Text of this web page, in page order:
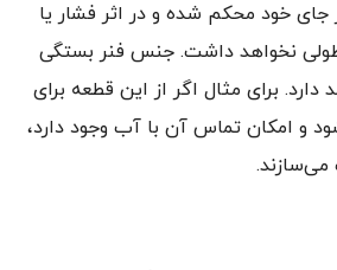
خود محکم شده و در اثر فشار یا
نخواهد داشت. جنس فنر بستگی
دارد. برای مثال اگر از این قطعه برای
و امکان تماس آن با آب وجود دارد،
می‌سازند.